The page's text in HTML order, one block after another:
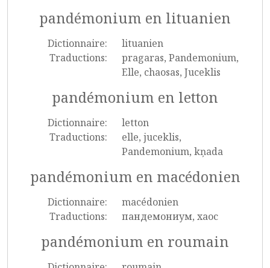
pandémonium en lituanien
Dictionnaire:
lituanien
Traductions:
pragaras, Pandemonium,
Elle, chaosas, Juceklis
pandémonium en letton
Dictionnaire:
letton
Traductions:
elle, juceklis,
Pandemonium, kņada
pandémonium en macédonien
Dictionnaire:
macédonien
Traductions:
пандемониум, хаос
pandémonium en roumain